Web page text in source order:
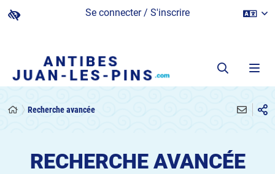
Se connecter / S'inscrire
Recherche avancée
RECHERCHE AVANCÉE